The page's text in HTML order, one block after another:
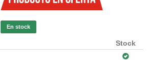
En stock
Stock